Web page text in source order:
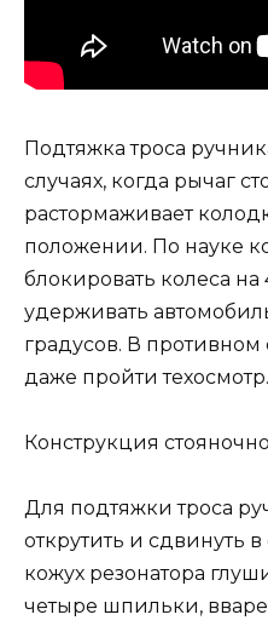
Подтяжка троса
случаях, когда рычаг
растормаживает
положении. По науке
блокировать колеса
удерживать
градусов. В противном
даже пройти техосмотр.
Конструкция
Для подтяжки троса
открутить и сдвинуть
кожух резонатора
четыре шпильки,